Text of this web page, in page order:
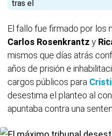
El fallo fue firmado por los
Carlos Rosenkrantz y
mismos que días atrás
años de prisión e
cargos públicos para
desestima el planteo al
apuntaba contra una